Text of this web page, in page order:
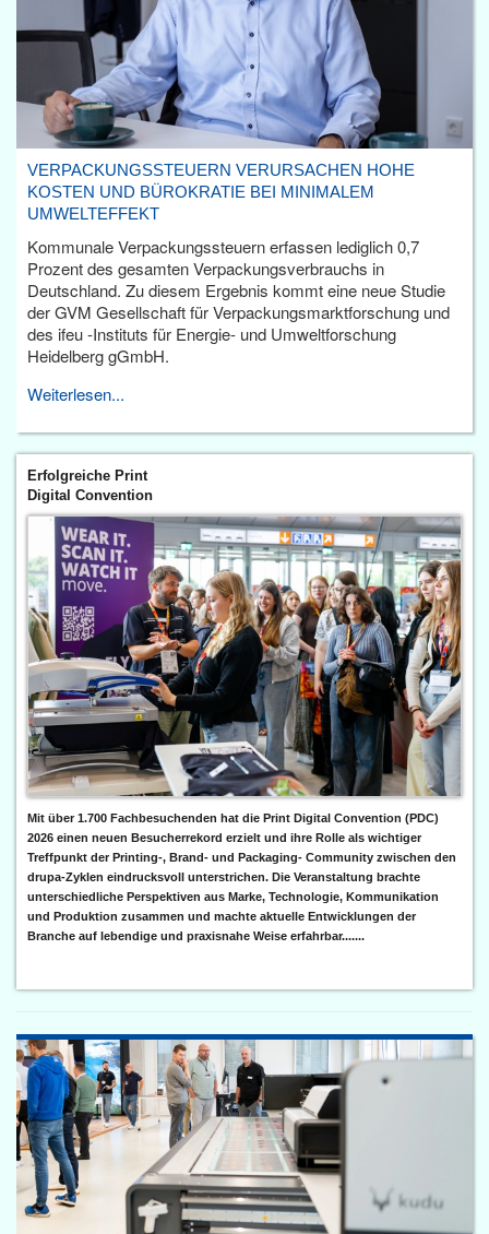
VERPACKUNGSSTEUERN VERURSACHEN HOHE
KOSTEN UND BÜROKRATIE BEI MINIMALEM
UMWELTEFFEKT
Kommunale Verpackungssteuern erfassen lediglich 0,7
Prozent des gesamten Verpackungsverbrauchs in
Deutschland. Zu diesem Ergebnis kommt eine neue Studie
der GVM Gesellschaft für Verpackungsmarktforschung und
des ifeu -Instituts für Energie- und Umweltforschung
Heidelberg gGmbH.
Weiterlesen...
Erfolgreiche Print
Digital Convention
Mit über 1.700 Fachbesuchenden hat die Print Digital Convention (PDC)
2026 einen neuen Besucherrekord erzielt und ihre Rolle als wichtiger
Treffpunkt der Printing-, Brand- und Packaging- Community zwischen den
drupa-Zyklen eindrucksvoll unterstrichen. Die Veranstaltung brachte
unterschiedliche Perspektiven aus Marke, Technologie, Kommunikation
und Produktion zusammen und machte aktuelle Entwicklungen der
Branche auf lebendige und praxisnahe Weise erfahrbar.......